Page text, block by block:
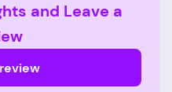
and Leave a